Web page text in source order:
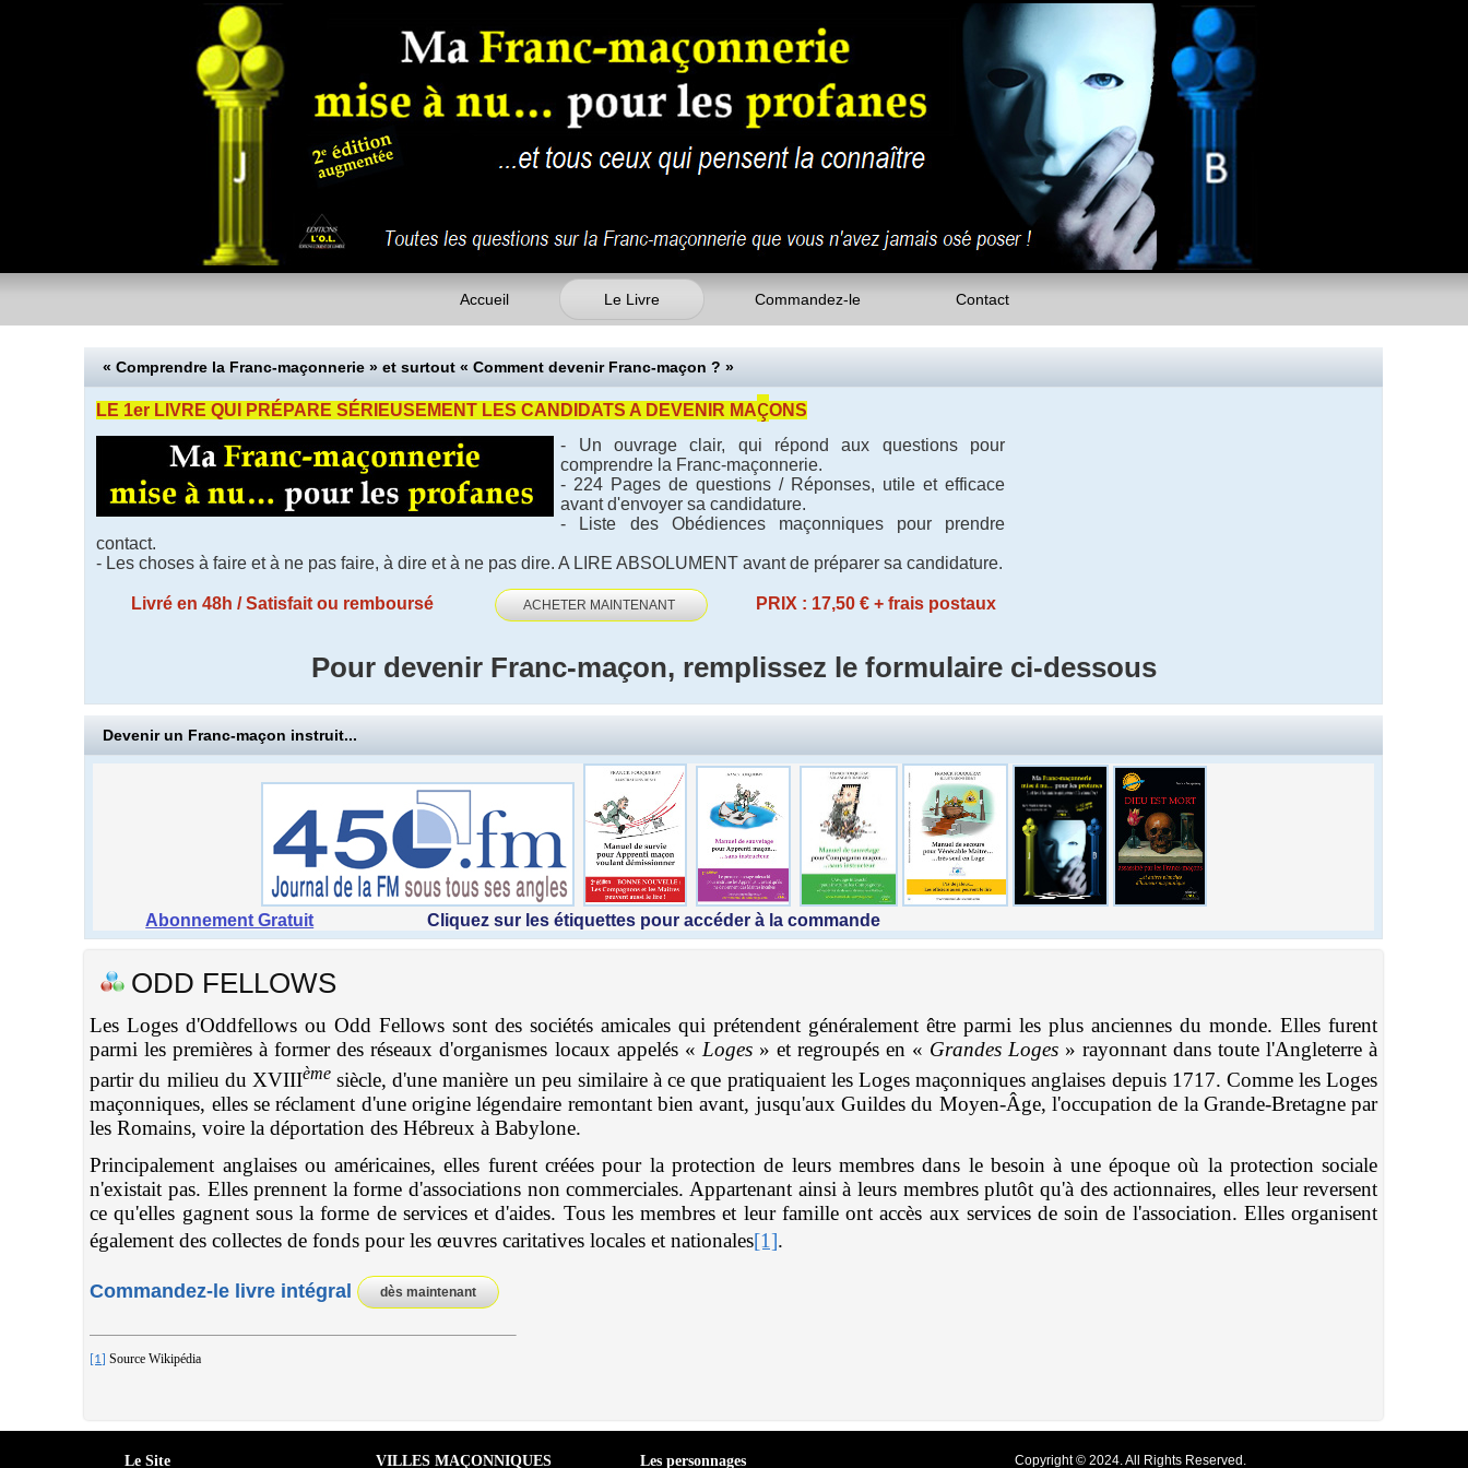
Accueil Le Livre Commandez-le Contact
« Comprendre la Franc-maçonnerie » et surtout « Comment devenir Franc-maçon ? »
LE 1er LIVRE QUI PRÉPARE SÉRIEUSEMENT LES CANDIDATS A DEVENIR MAçONS
- Un ouvrage clair, qui répond aux questions pour
comprendre la Franc-maçonnerie.
- 224 Pages de questions / Réponses, utile et efficace
avant d'envoyer sa candidature.
- Liste des Obédiences maçonniques pour prendre
contact.
- Les choses à faire et à ne pas faire, à dire et à ne pas dire. A LIRE ABSOLUMENT avant de préparer sa candidature.
Livré en 48h / Satisfait ou remboursé ACHETER MAINTENANT PRIX : 17,50 € + frais postaux
Pour devenir Franc-maçon, remplissez le formulaire ci-dessous
Devenir un Franc-maçon instruit...
Abonnement Gratuit Cliquez sur les étiquettes pour accéder à la commande
ODD FELLOWS
Les Loges d'Oddfellows ou Odd Fellows sont des sociétés amicales qui prétendent généralement être parmi les plus anciennes du monde. Elles furent
parmi les premières à former des réseaux d'organismes locaux appelés « Loges» et regroupés en « Grandes Loges» rayonnant dans toute l'Angleterre à
partir du milieu du XVIIIèmesiècle, d'une manière un peu similaire à ce que pratiquaient les Loges maçonniques anglaises depuis 1717. Comme les Loges
maçonniques, elles se réclament d'une origine légendaire remontant bien avant, jusqu'aux Guildes du Moyen-Âge, l'occupation de la Grande-Bretagne par
les Romains, voire la déportation des Hébreux à Babylone.
Principalement anglaises ou américaines, elles furent créées pour la protection de leurs membres dans le besoin à une époque où la protection sociale
n'existait pas. Elles prennent la forme d'associations non commerciales. Appartenant ainsi à leurs membres plutôt qu'à des actionnaires, elles leur reversent
ce qu'elles gagnent sous la forme de services et d'aides. Tous les membres et leur famille ont accès aux services de soin de l'association. Elles organisent
également des collectes de fonds pour les œuvres caritatives locales et nationales[1].
Commandez-le livre intégral dès maintenant
[1] Source Wikipédia
Le Site VILLES MAÇONNIQUES Les personnages Copyright © 2024. All Rights Reserved.